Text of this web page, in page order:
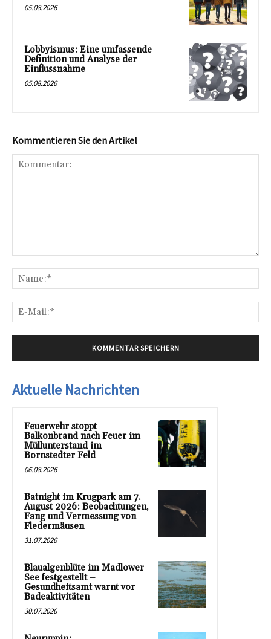
05.08.2026
Lobbyismus: Eine umfassende
Definition und Analyse der
Einflussnahme
05.08.2026
Kommentieren Sie den Artikel
Aktuelle Nachrichten
Feuerwehr stoppt
Balkonbrand nach Feuer im
Müllunterstand im
Bornstedter Feld
06.08.2026
Batnight im Krugpark am 7.
August 2026: Beobachtungen,
Fang und Vermessung von
Fledermäusen
31.07.2026
Blaualgenblüte im Madlower
See festgestellt –
Gesundheitsamt warnt vor
Badeaktivitäten
30.07.2026